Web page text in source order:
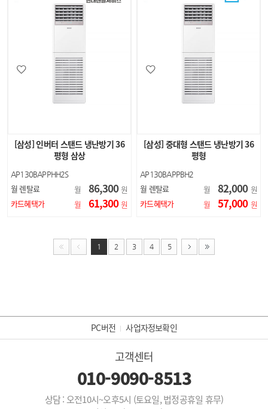
[삼성] 인버터 스탠드 냉난방기 36
평형 삼상
AP130BAPPHH2S
월 렌탈료 월 86,300 원
카드혜택가
월 61,300 원
[삼성] 중대형 스탠드 냉난방기 36
평형
AP130BAPPBH2
월 렌탈료 월 82,000 원
카드혜택가
월 57,000 원
1 2 3 4 5
PC버전 사업자정보확인
고객센터
010-9090-8513
상담 : 오전10시~오후5시 (토요일, 법정공휴일 휴무)